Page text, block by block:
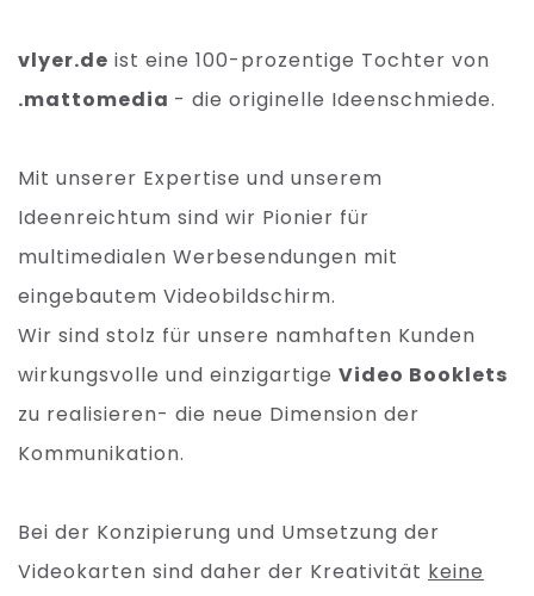
vlyer.de ist eine 100-prozentige Tochter von
.mattomedia - die originelle Ideenschmiede.
Mit unserer Expertise und unserem
Ideenreichtum sind wir Pionier für
multimedialen Werbesendungen mit
eingebautem Videobildschirm.
Wir sind stolz für unsere namhaften Kunden
wirkungsvolle und einzigartige Video Booklets
zu realisieren- die neue Dimension der
Kommunikation.
Bei der Konzipierung und Umsetzung der
Videokarten sind daher der Kreativität keine